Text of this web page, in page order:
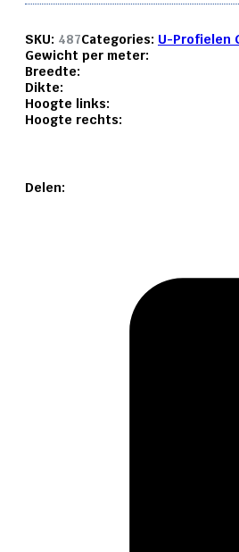
SKU: 487Categories: U-Profielen
Gewicht per meter:
Breedte:
Dikte:
Hoogte links:
Hoogte rechts:
Delen: